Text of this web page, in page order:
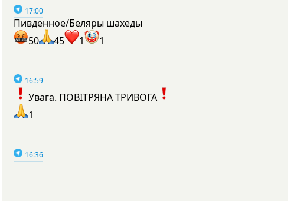
17:00
Пивденное/Беляры шахеды
50
45 1 1
16:59
Увага. ПОВІТРЯНА ТРИВОГА
1
16:36